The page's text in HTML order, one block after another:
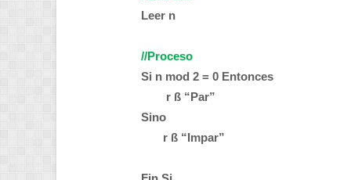
Leer n
//Proceso
Si n mod 2 = 0 Entonces
r ß “Par”
Sino
r ß “Impar”